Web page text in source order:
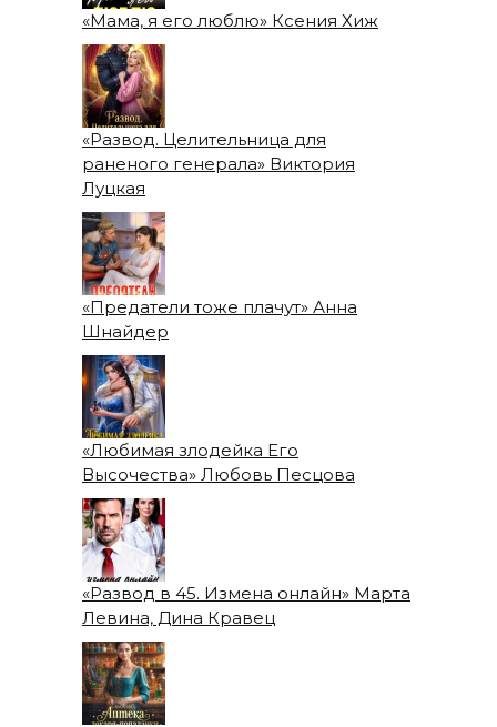
«Мама, я его люблю» Ксения Хиж
«Развод. Целительница для
раненого генерала» Виктория
Луцкая
«Предатели тоже плачут» Анна
Шнайдер
«Любимая злодейка Его
Высочества» Любовь Песцова
«Развод в 45. Измена онлайн» Марта
Левина, Дина Кравец